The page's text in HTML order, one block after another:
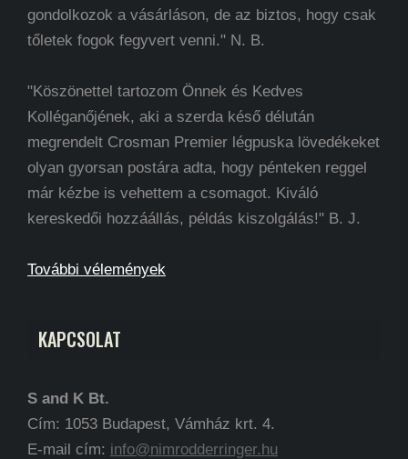
gondolkozok a vásárláson, de az biztos, hogy csak
tőletek fogok fegyvert venni." N. B.
"Köszönettel tartozom Önnek és Kedves
Kolléganőjének, aki a szerda késő délután
megrendelt Crosman Premier légpuska lövedékeket
olyan gyorsan postára adta, hogy pénteken reggel
már kézbe is vehettem a csomagot. Kiváló
kereskedői hozzáállás, példás kiszolgálás!" B. J.
További vélemények
KAPCSOLAT
S and K Bt.
Cím: 1053 Budapest, Vámház krt. 4.
E-mail cím: info@nimrodderringer.hu